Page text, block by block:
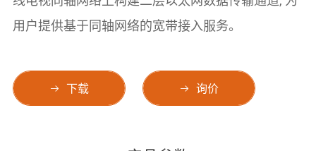
用户提供基于同轴网络的宽带接入服务。
 下载  询价